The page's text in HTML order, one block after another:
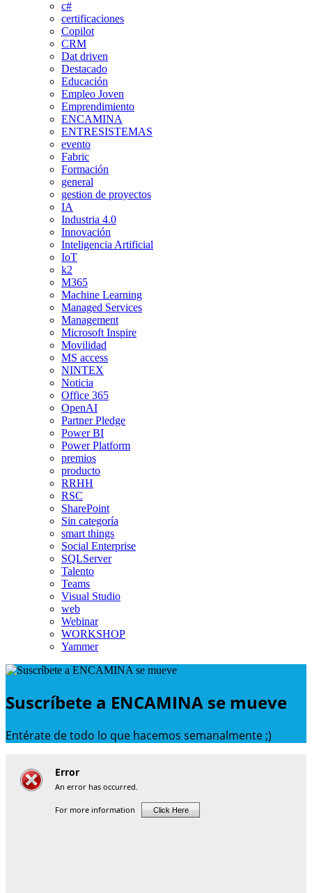
c#
certificaciones
Copilot
CRM
Dat driven
Destacado
Educación
Empleo Joven
Emprendimiento
ENCAMINA
ENTRESISTEMAS
evento
Fabric
Formación
general
gestion de proyectos
IA
Industria 4.0
Innovación
Inteligencia Artificial
IoT
k2
M365
Machine Learning
Managed Services
Management
Microsoft Inspire
Movilidad
MS access
NINTEX
Noticia
Office 365
OpenAI
Partner Pledge
Power BI
Power Platform
premios
producto
RRHH
RSC
SharePoint
Sin categoría
smart things
Social Enterprise
SQLServer
Talento
Teams
Visual Studio
web
Webinar
WORKSHOP
Yammer
Suscríbete a ENCAMINA se mueve
Entérate de todo lo que hacemos semanalmente ;)